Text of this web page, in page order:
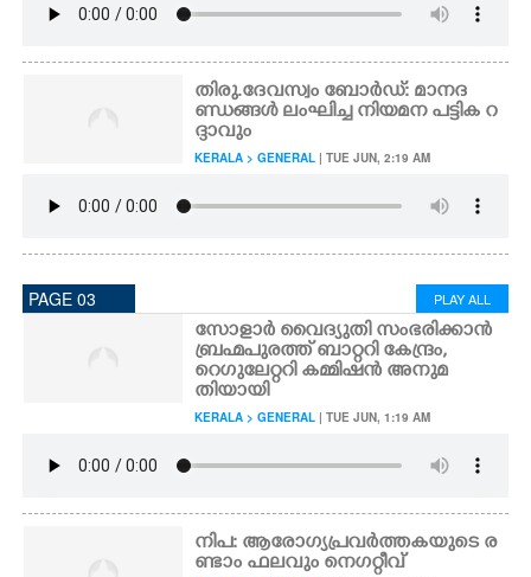
തിരു.ദേവസ്വം ബോർഡ്: മാനദ
ണ്ഡങ്ങൾ ലംഘിച്ച നിയമന പട്ടിക റ
ദ്ദാവും
KERALA > GENERAL | TUE JUN, 2:19 AM
PAGE 03 PLAY ALL
സോളാർ വൈദ്യുതി സംഭരിക്കാൻ
ബ്രഹ്മപുരത്ത് ബാറ്ററി കേന്ദ്രം,
റെഗുലേറ്ററി കമ്മിഷൻ അനുമ
തിയായി
KERALA > GENERAL | TUE JUN, 1:19 AM
നിപ: ആരോഗ്യപ്രവർത്തകയുടെ ര
ണ്ടാം ഫലവും നെഗറ്റീവ്